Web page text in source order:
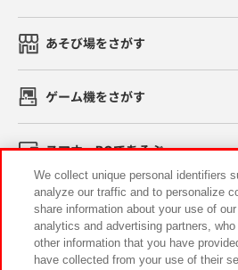
あそび場をさがす
ゲーム機をさがす
スマホ・PCであそぶ
イベント・キャンペーン
We collect unique personal identifiers
analyze our traffic and to personalize
share information about your use of
analytics and advertising partners,
other information that you have
have collected from your use of their